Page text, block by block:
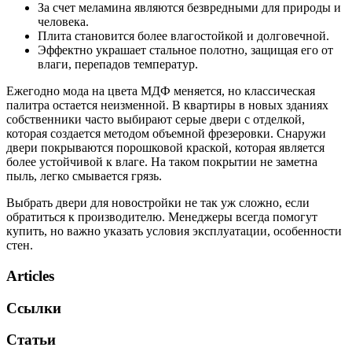
За счет меламина являются безвредными для природы и
человека.
Плита становится более влагостойкой и долговечной.
Эффектно украшает стальное полотно, защищая его от
влаги, перепадов температур.
Ежегодно мода на цвета МДФ меняется, но классическая
палитра остается неизменной. В квартиры в новых зданиях
собственники часто выбирают серые двери с отделкой,
которая создается методом объемной фрезеровки. Снаружи
двери покрываются порошковой краской, которая является
более устойчивой к влаге. На таком покрытии не заметна
пыль, легко смывается грязь.
Выбрать двери для новостройки не так уж сложно, если
обратиться к производителю. Менеджеры всегда помогут
купить, но важно указать условия эксплуатации, особенности
стен.
Articles
Ссылки
Статьи